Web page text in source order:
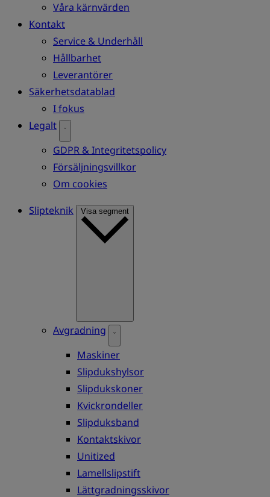
Våra kärnvärden
Kontakt
Service & Underhåll
Hållbarhet
Leverantörer
Säkerhetsdatablad
I fokus
Legalt
GDPR & Integritetspolicy
Försäljningsvillkor
Om cookies
Slipteknik
Visa segment
Avgradning
Maskiner
Slipdukshylsor
Slipdukskoner
Kvickrondeller
Slipduksband
Kontaktskivor
Unitized
Lamellslipstift
Lättgradningsskivor